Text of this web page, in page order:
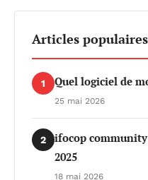
Articles populaires
1 Quel logiciel de
25 mai 2026
2
ifocop
2025
18 mai 2026